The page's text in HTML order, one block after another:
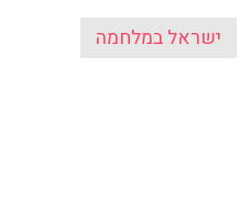
ישראל במלחמה